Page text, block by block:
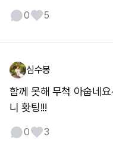
0 5
심수봉
함께 못해 무척 아숩네
니 홧팅!!!
0 3